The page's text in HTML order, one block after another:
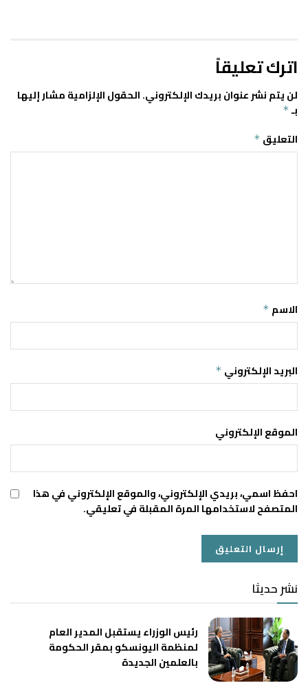
اترك تعليقاً
لن يتم نشر عنوان بريدك الإلكتروني.الحقول الإلزامية مشار إليها
بـ *
التعليق *
الاسم *
البريد الإلكتروني *
الموقع الإلكتروني
احفظ اسمي، بريدي الإلكتروني، والموقع الإلكتروني في هذا
المتصفح لاستخدامها المرة المقبلة في تعليقي.
نشر حديثا
رئيس الوزراء يستقبل المدير العام
لمنظمة اليونسكو بمقر الحكومة
بالعلمين الجديدة